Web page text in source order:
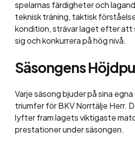
spelarnas färdigheter och
teknisk träning, taktisk
kondition, strävar laget efter
sig och konkurrera på hög nivå.
Säsongens
Varje säsong bjuder på sina
triumfer för BKV Norrtälje Herr.
lyfter fram lagets viktigaste
prestationer under säsongen.